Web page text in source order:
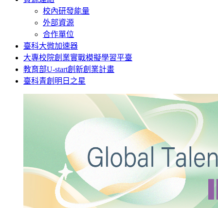
校內研發能量
外部資源
合作單位
臺科大微加速器
大專校院創業實戰模擬學習平臺
教育部U-start創新創業計畫
臺科青創明日之星